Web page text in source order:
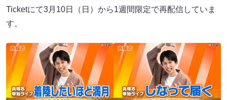
Ticketにて3月10日（日）から1週間限定で再配信していま
す。